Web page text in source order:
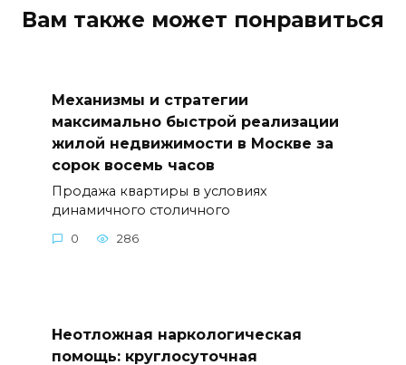
Вам также может понравиться
Механизмы и стратегии
максимально быстрой реализации
жилой недвижимости в Москве за
сорок восемь часов
Продажа квартиры в условиях
динамичного столичного
0 286
Неотложная наркологическая
помощь: круглосуточная